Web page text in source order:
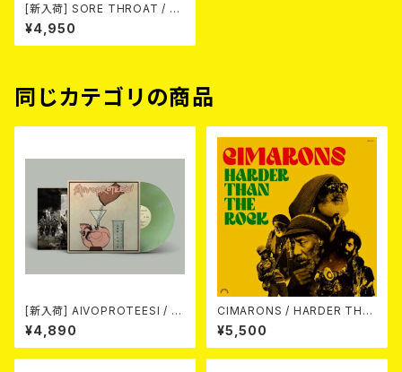
[新入荷] SORE THROAT / A
URAL BUTCHERY (LTD.100
DIE-HARD CRYSTAL CLEAR
VINYL LP)
¥4,950
同じカテゴリの商品
[新入荷] AIVOPROTEESI / U
MPIKUJA (LP / LTD.100 DIE
-HARD COKE BOTTLE GRE
EN VINYL) (ITA / F.O.A.D.)
¥4,890
CIMARONS / HARDER THA
¥5,500